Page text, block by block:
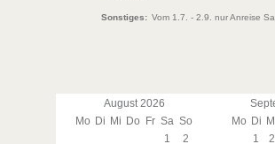
Sonstiges: Vom 1.7. - 2.9. nur Anreise Sa
August 2026
Mo Di Mi Do Fr Sa So
1
2
Mo Di
1
2